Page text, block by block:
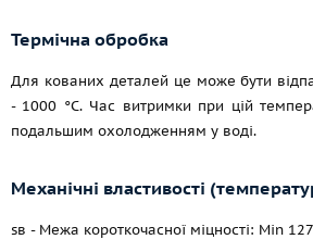
Термічна обробка
Для кованих деталей це може бути
- 1000 °C. Час витримки при цій
подальшим охолодженням у воді.
Механічні властивості
sв - Межа короткочасної міцності: Min